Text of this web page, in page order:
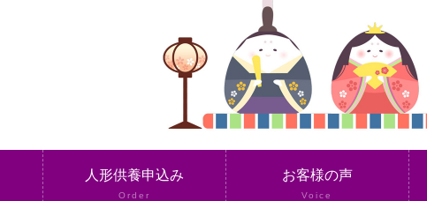
人形供養申込み
Order
お客様の声
Voice